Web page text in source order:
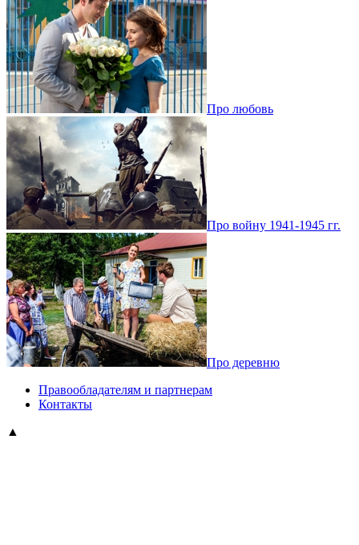
Про любовь
Про войну 1941-1945 гг.
Про деревню
Правообладателям и партнерам
Контакты
▲